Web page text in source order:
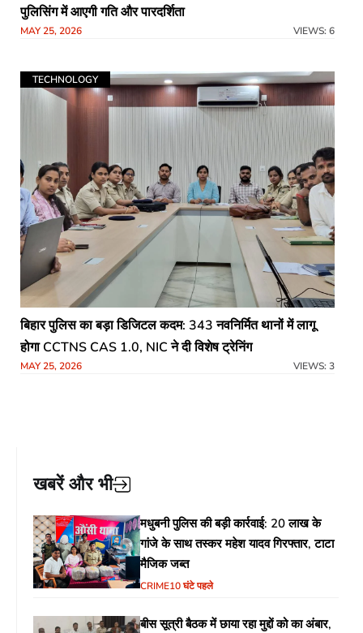
पुलिसिंग में आएगी गति और पारदर्शिता
MAY 25, 2026 VIEWS: 6
TECHNOLOGY
बिहार पुलिस का बड़ा डिजिटल कदम: 343 नवनिर्मित थानों में लागू
होगा CCTNS CAS 1.0, NIC ने दी विशेष ट्रेनिंग
MAY 25, 2026 VIEWS: 3
खबरें और भी
मधुबनी पुलिस की बड़ी कार्रवाई: 20 लाख के
गांजे के साथ तस्कर महेश यादव गिरफ्तार, टाटा
मैजिक जब्त
CRIME10 घंटे पहले
बीस सूत्री बैठक में छाया रहा मुद्दों को का अंबार,